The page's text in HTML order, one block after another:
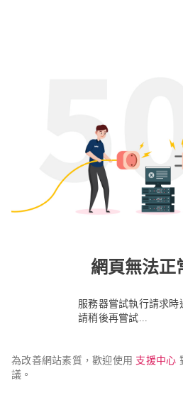
網頁無法正
服務器嘗試執行請求時
請稍後再嘗試...
為改善網站素質，歡迎使用 支援中心
議。